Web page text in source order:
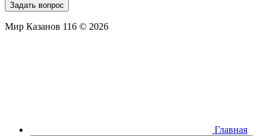
Задать вопрос
Мир Казанов 116 © 2026
Главная